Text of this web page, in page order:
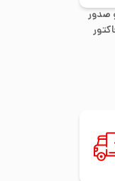
صدور